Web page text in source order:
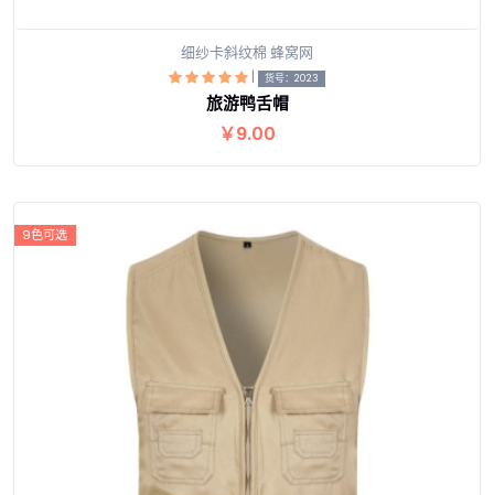
查看详情
细纱卡斜纹棉 蜂窝网
| 货号：2023
旅游鸭舌帽
￥9.00
9色可选